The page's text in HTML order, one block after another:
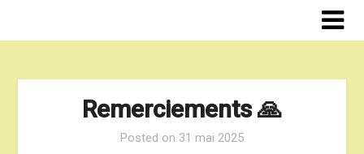
Remerciements 🙏
Posted on 31 mai 2025